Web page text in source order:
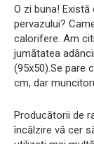
O zi buna!
pervazului?
calorifere. Am
jumătatea
(95x50).Se pare
cm, dar
Producătorii de
încălzire vă cer